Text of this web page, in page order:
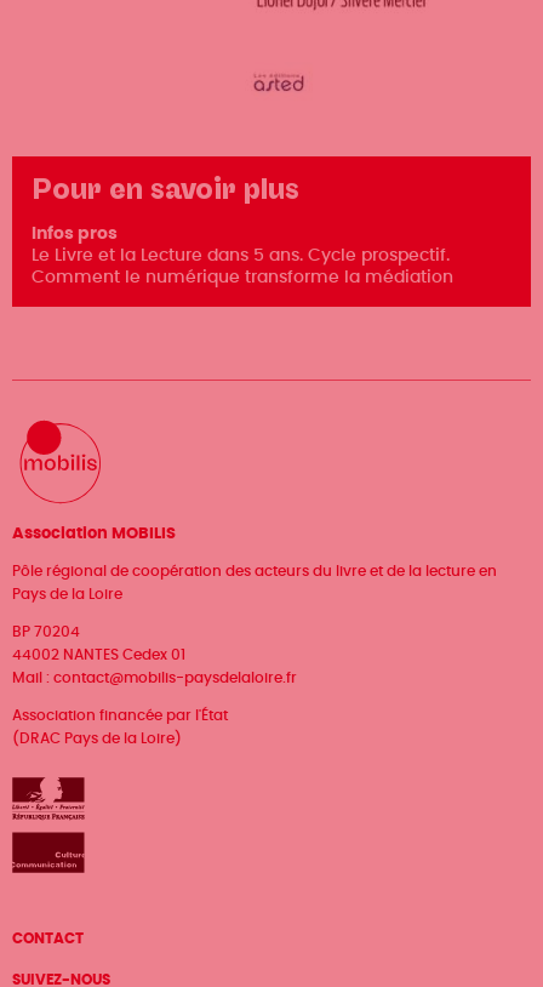
Pour en savoir plus
Infos pros
Le Livre et la Lecture dans 5 ans. Cycle prospectif.
Comment le numérique transforme la médiation
Association MOBILIS
Pôle régional de coopération des acteurs du livre et de la lecture en
Pays de la Loire
BP 70204
44002 NANTES Cedex 01
Mail : contact@mobilis-paysdelaloire.fr
Association financée par l'État
(DRAC Pays de la Loire)
Menu
CONTACT
SUIVEZ-NOUS